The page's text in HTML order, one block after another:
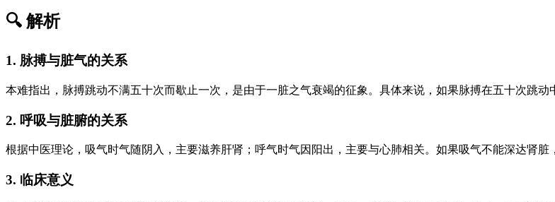
🔍 解析
1. 脉搏与脏气的关系
本难指出，脉搏跳动不满五十次而歇止一次，是由于一脏之气衰竭的征象。具体来说，如果脉搏在五十次跳动
2. 呼吸与脏腑的关系
根据中医理论，吸气时气随阴入，主要滋养肝肾；呼气时气因阳出，主要与心肺相关。如果吸气不能深达肾脏
3. 临床意义